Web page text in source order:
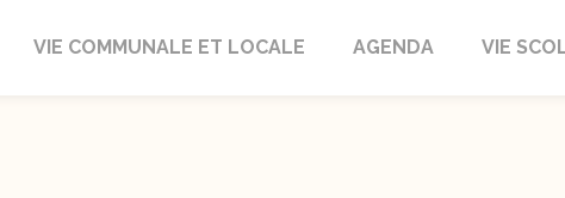
Lautrait
VIE COMMUNALE ET LOCALE AGENDA VIE